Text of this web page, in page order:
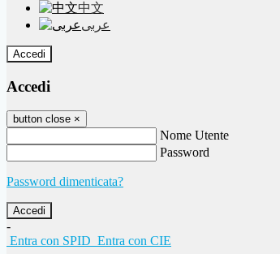
中文
عربى
Accedi
Accedi
button close ×
Nome Utente
Password
Password dimenticata?
-
Entra con SPID Entra con CIE